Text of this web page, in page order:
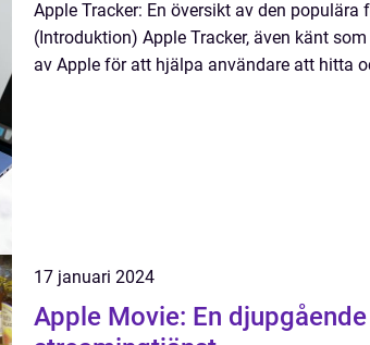
Apple Tracker: En översikt av den
(Introduktion) Apple Tracker, även känt
av Apple för att hjälpa användare att hitta
17 januari 2024
Apple Movie: En